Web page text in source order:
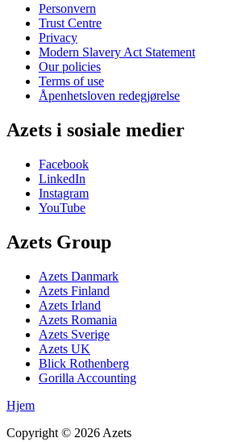
Personvern
Trust Centre
Privacy
Modern Slavery Act Statement
Our policies
Terms of use
Åpenhetsloven redegjørelse
Azets i sosiale medier
Facebook
LinkedIn
Instagram
YouTube
Azets Group
Azets Danmark
Azets Finland
Azets Irland
Azets Romania
Azets Sverige
Azets UK
Blick Rothenberg
Gorilla Accounting
Hjem
Copyright © 2026 Azets